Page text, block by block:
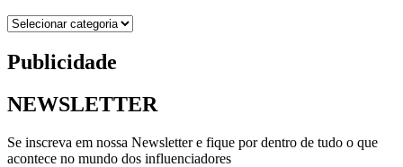
Categorias
Publicidade
NEWSLETTER
Se inscreva em nossa Newsletter e fique por dentro de tudo o que
acontece no mundo dos influenciadores